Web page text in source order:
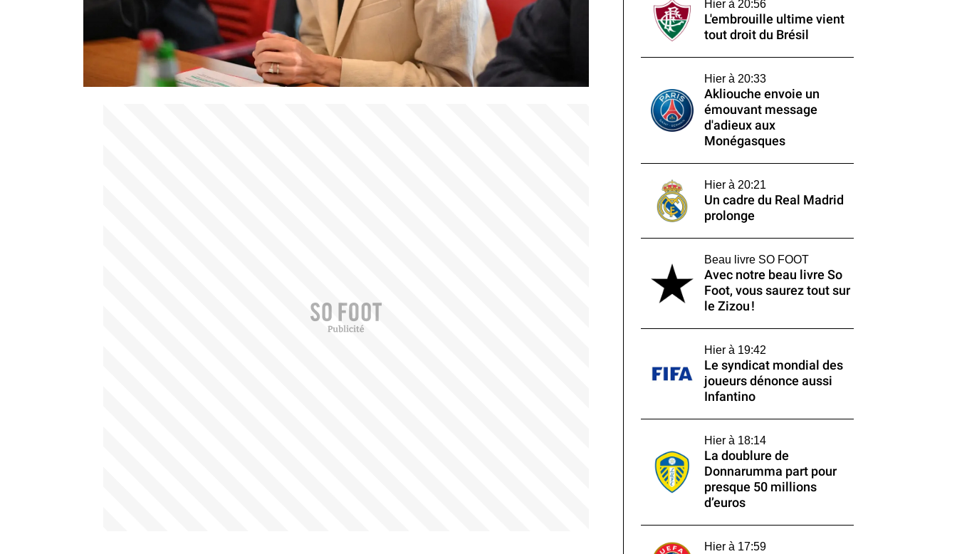
Hier à 20:56
L'embrouille ultime vient
tout droit du Brésil
Hier à 20:33
Akliouche envoie un
émouvant message
d'adieux aux
Monégasques
Hier à 20:21
Un cadre du Real Madrid
prolonge
Beau livre SO FOOT
Avec notre beau livre So
Foot, vous saurez tout sur
le Zizou !
Hier à 19:42
Le syndicat mondial des
joueurs dénonce aussi
Infantino
Hier à 18:14
La doublure de
Donnarumma part pour
presque 50 millions
d’euros
Hier à 17:59